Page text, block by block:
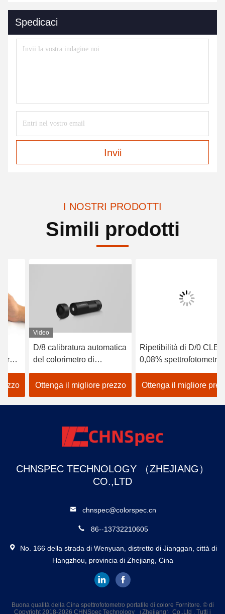
Spedicaci
Invii
I NOSTRI PRODOTTI
Simili prodotti
D/8 calibratura automatica
del colorimetro di
precisione di delta E di
SCI LED Analizzatore di
colore della pittura
Ottenga il migliore prezzo
Ripetibilità di D/0 CLEDs
0,08% spettrofotometri di
trasmissione di Benchtop
per la misurazione del
colore
Ottenga il migliore prezzo
CHNSPEC TECHNOLOGY （ZHEJIANG）
CO.,LTD
chnspec@colorspec.cn
86--13732210605
No. 166 della strada di Wenyuan, distretto di Jianggan, città di
Hangzhou, provincia di Zhejiang, Cina
Buona qualità della Cina spettrofotometro portatile di colore Fornitore. © di
Copyright 2018-2026 CHNSpec Technology （Zhejiang）Co.,Ltd . Tutti i